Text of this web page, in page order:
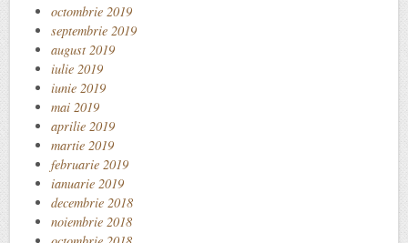
octombrie 2019
septembrie 2019
august 2019
iulie 2019
iunie 2019
mai 2019
aprilie 2019
martie 2019
februarie 2019
ianuarie 2019
decembrie 2018
noiembrie 2018